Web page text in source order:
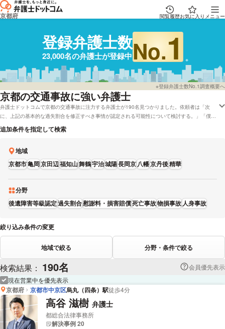
京都府 閲覧履歴お気に入り メニュー
登録弁護士数
23,000名の弁護士が登録中No.1
※登録弁護士数No.1調査概要へ
京都の交通事故に強い弁護士
弁護士ドットコムで京都の交通事故に注力する弁護士が190名見つかりました。依頼者は「次
に、上記の基本的な過失割合を修正すべき事情が認定される可能性について検討する。」「僕は
9月に人身事故で罰金10万円になりました。」といった事情を抱えています。弁護士ドットコム
では弁護士費用を後払いで応対してくれる弁護士や電話相談を無料で対応してくれる京都の弁護
弁護士やレビューが良い弁護士の選び方などはだいたい調査したけど、京都周辺の弁護士を費用
で比較したい」などのニーズにも応じることができます。弁護士の中には「示談書の署名・押印
前に必ず一度ご相談ください。」とおっしゃる方もいます。交通事故で課題を抱えている方は資
格や経歴などの条件を踏まえて、条件に沿う弁護士・法律事務所に相談をしてみることもご検討
ください。
追加条件を指定して検索
地域
京都市亀岡京田辺福知山舞鶴宇治城陽長岡京八幡京丹後精華
分野
後遺障害等級認定過失割合慰謝料・損害賠償死亡事故物損事故人身事故
絞り込み条件の変更
地域で絞る 分野・条件で絞る
検索結果： 190名
会員優先表示
現在営業中を優先表示
京都府 京都市中京区烏丸（四条）駅徒歩4分
高谷 滋樹 弁護士
都総合法律事務所
解決事例 20